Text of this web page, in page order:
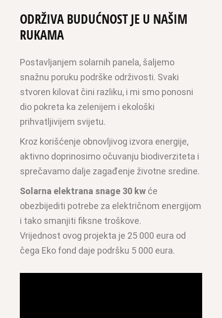
ODRŽIVA BUDUĆNOST JE U NAŠIM
RUKAMA
Postavljanjem solarnih panela, šaljemo
snažnu poruku podrške održivosti. Svaki
stvoren kilovat čini razliku, i mi smo ponosni
dio pokreta ka zelenijem i ekološki
prihvatljivijem svijetu.
Kroz korišćenje obnovljivog izvora energije,
aktivno doprinosimo očuvanju biodiverziteta i
sprečavamo dalje zagađenje životne sredine.
Solarna elektrana snage 30 kw će
obezbijediti potrebe za električnom energijom
i tako smanjiti fiksne troškove.
Vrijednost ovog projekta je 25 000 eura od
čega Eko fond daje podršku 5 000 eura.